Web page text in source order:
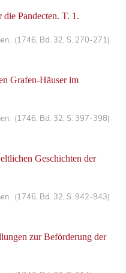
Pandecten. T. 1.
(1746, Bd. 32, S. 270-271)
Grafen-Häuser im
(1746, Bd. 32, S. 397-398)
Geschichten der
(1746, Bd. 32, S. 942-943)
zur Beförderung der